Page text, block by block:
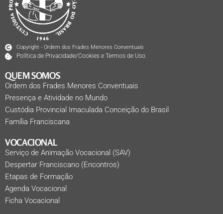
Copyright - Ordem dos Frades Menores Conventuais
Política de Privacidade/Cookies e Termos de Uso.
QUEM SOMOS
Ordem dos Frades Menores Conventuais
Presença e Atividade no Mundo
Custódia Provincial Imaculada Conceição do Brasil
Família Franciscana
VOCACIONAL
Serviço de Animação Vocacional (SAV)
Despertar Franciscano (Encontros)
Etapas de Formação
Agenda Vocacional
Ficha Vocacional